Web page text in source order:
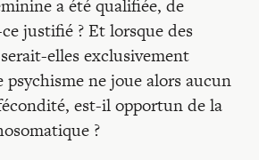
a été qualifiée, de
justifié ? Et lorsque des
elles exclusivement
psychisme ne joue alors aucun
est-il opportun de la
?